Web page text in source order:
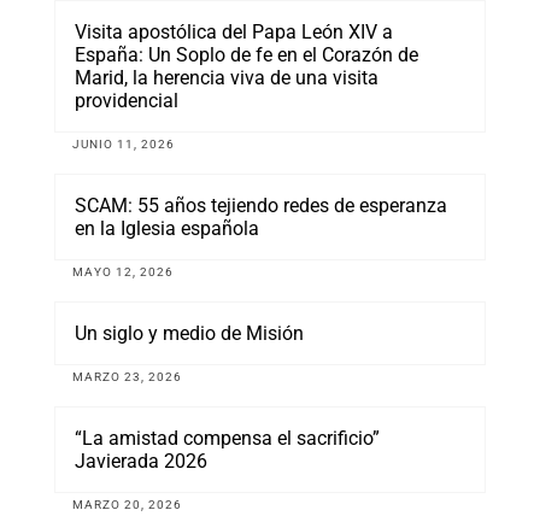
Visita apostólica del Papa León XIV a
España: Un Soplo de fe en el Corazón de
Marid, la herencia viva de una visita
providencial
JUNIO 11, 2026
SCAM: 55 años tejiendo redes de esperanza
en la Iglesia española
MAYO 12, 2026
Un siglo y medio de Misión
MARZO 23, 2026
“La amistad compensa el sacrificio”
Javierada 2026
MARZO 20, 2026